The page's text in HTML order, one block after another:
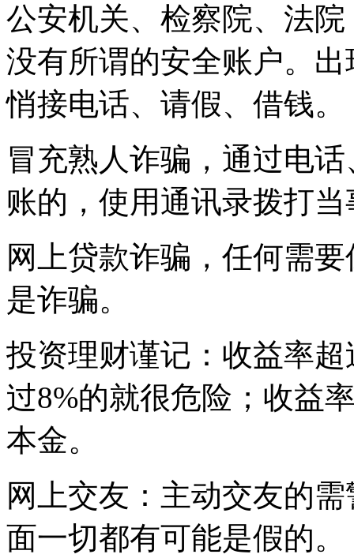
公安机关、检察院、法
没有所谓的安全账户。
悄接电话、请假、借钱。
冒充熟人诈骗，通过电
账的，使用通讯录拨打
网上贷款诈骗，任何需
是诈骗。
投资理财谨记：收益率
过8%的就很危险；收益
本金。
网上交友：主动交友的
面一切都有可能是假的。